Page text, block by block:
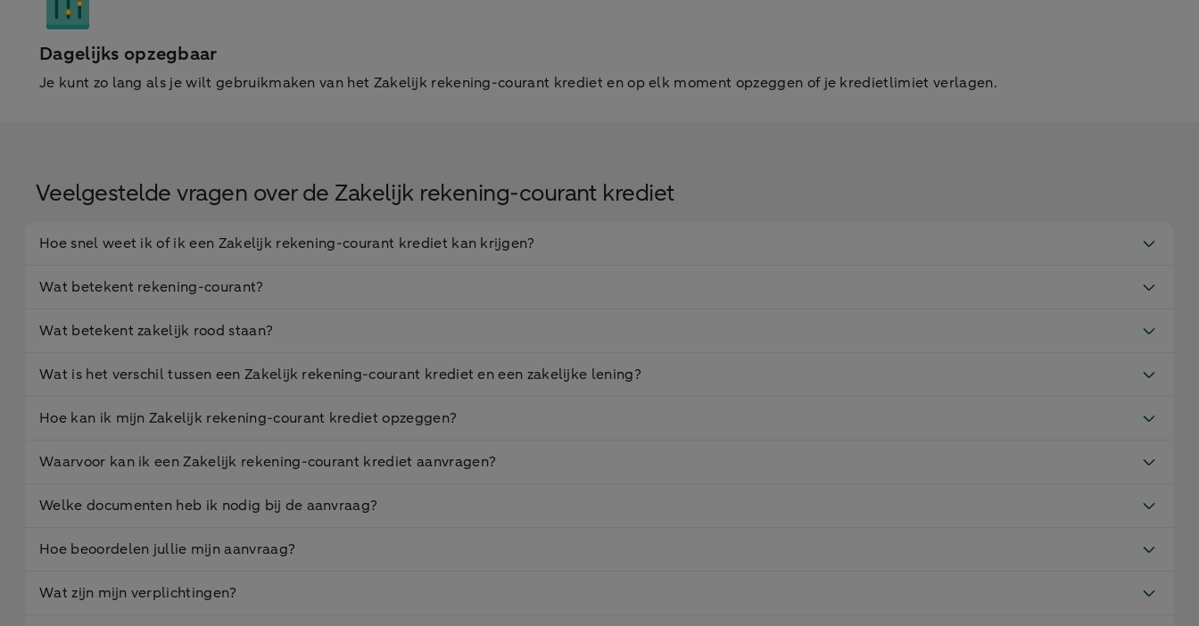
Dagelijks opzegbaar
Je kunt zo lang als je wilt gebruikmaken van het Zakelijk rekening-courant krediet en op elk moment opzeggen of je kredietlimiet verlagen.
Veelgestelde vragen over de Zakelijk rekening-courant krediet
Hoe snel weet ik of ik een Zakelijk rekening-courant krediet kan krijgen?
Wat betekent rekening-courant?
Wat betekent zakelijk rood staan?
Wat is het verschil tussen een Zakelijk rekening-courant krediet en een zakelijke lening?
Hoe kan ik mijn Zakelijk rekening-courant krediet opzeggen?
Waarvoor kan ik een Zakelijk rekening-courant krediet aanvragen?
Welke documenten heb ik nodig bij de aanvraag?
Hoe beoordelen jullie mijn aanvraag?
Wat zijn mijn verplichtingen?